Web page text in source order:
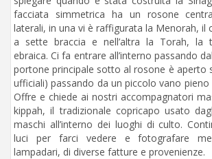
facciata simmetrica ha un rosone
laterali, in una vi è raffigurata la Menorah, il
a sette braccia e nell’altra la Torah, la
ebraica. Ci fa entrare all’interno passando
portone principale sotto al rosone è aperto
ufficiali) passando da un piccolo vano pieno
Offre e chiede ai nostri accompagnatori
kippah, il tradizionale copricapo usato
maschi all’interno dei luoghi di culto.
luci per farci vedere e fotografare
lampadari, di diverse fatture e provenienze.